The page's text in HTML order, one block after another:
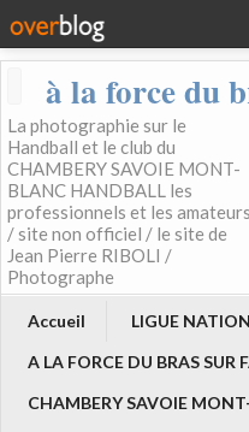
à la force du
La photographie sur le
Handball et le club du
CHAMBERY SAVOIE MONT-
BLANC HANDBALL les
professionnels et les amateurs
/ site non officiel / le site de
Jean Pierre RIBOLI /
Photographe
Accueil
LIGUE
A LA FORCE DU BRAS SUR
CHAMBERY SAVOIE